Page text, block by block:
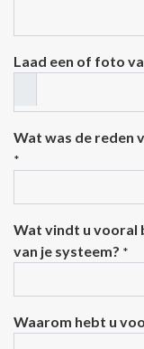
Laad een of foto
Wat was de reden
*
Wat vindt u vooral
van je systeem? *
Waarom hebt u